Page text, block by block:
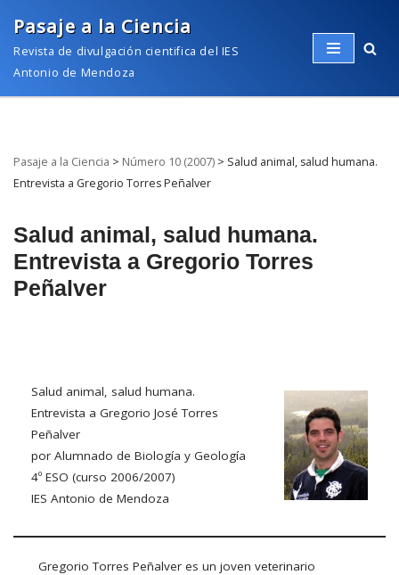
Saltar
al
Pasaje a la Ciencia
Revista de divulgación cientifica del IES
Antonio de Mendoza
Pasaje a la Ciencia > Número 10 (2007) > Salud animal, salud humana.
Entrevista a Gregorio Torres Peñalver
Salud animal, salud humana.
Entrevista a Gregorio Torres
Peñalver
Salud animal, salud humana.
Entrevista a Gregorio José Torres
Peñalver
por Alumnado de Biología y Geología
4º ESO (curso 2006/2007)
IES Antonio de Mendoza
Gregorio Torres Peñalver es un joven veterinario